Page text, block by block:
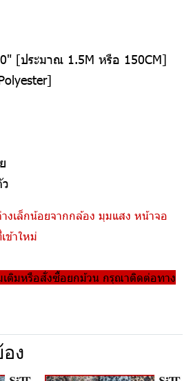
[ประมาณ 1.5M หรือ 150CM]
งเล็กน้อยจากกล้อง มุมแสง หน้าจอ
ข้าใหม่
เติมหรือสั่งซื้อยกม้วน กรุณาติดต่อทาง
ง